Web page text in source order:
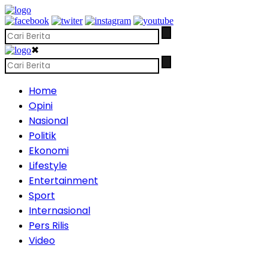
✖
Home
Opini
Nasional
Politik
Ekonomi
Lifestyle
Entertainment
Sport
Internasional
Pers Rilis
Video